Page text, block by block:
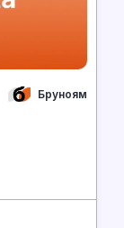
Бруноям